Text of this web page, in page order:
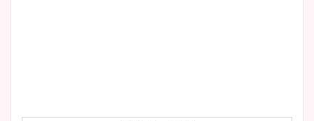
肉も凄い！